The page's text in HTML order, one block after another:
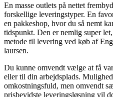
En masse outlets på nettet
forskellige leveringstyper. En
en pakkeshop, hvor du så nemt
tidspunkt. Den er nemlig super
metode til levering ved køb af
laursen.
Du kunne omvendt vælge at få
eller til din arbejdsplads.
omkostningsfuld, men omvendt
prisbevidste leveringsløsning vil